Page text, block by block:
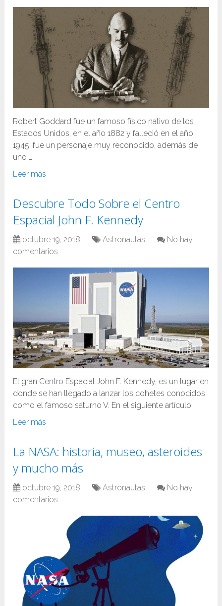
Robert Goddard fue un famoso físico nativo de los
Estados Unidos, en el año 1882 y falleció en el año
1945, fue un personaje muy reconocido, además de
uno …
Leer más
Descubre Todo Sobre el Centro
Espacial John F. Kennedy
octubre 19, 2018 Astronautas
No hay
comentarios
El gran Centro Espacial John F. Kennedy, es un lugar en
donde se han llegado a lanzar los cohetes conocidos
como el famoso saturno V. En el siguiente artículo …
Leer más
La NASA: historia, museo, asteroides
y mucho más
octubre 19, 2018 Astronautas
No hay
comentarios